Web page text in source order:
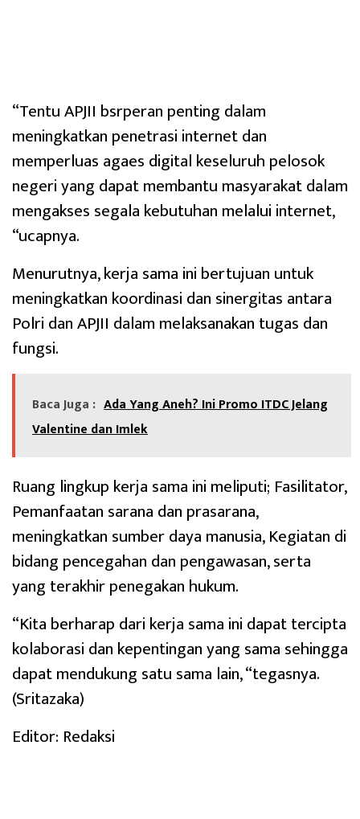
“Tentu APJII bsrperan penting dalam
meningkatkan penetrasi internet dan
memperluas agaes digital keseluruh pelosok
negeri yang dapat membantu masyarakat dalam
mengakses segala kebutuhan melalui internet,
“ucapnya.
Menurutnya, kerja sama ini bertujuan untuk
meningkatkan koordinasi dan sinergitas antara
Polri dan APJII dalam melaksanakan tugas dan
fungsi.
Baca Juga : Ada Yang Aneh? Ini Promo ITDC Jelang
Valentine dan Imlek
Ruang lingkup kerja sama ini meliputi; Fasilitator,
Pemanfaatan sarana dan prasarana,
meningkatkan sumber daya manusia, Kegiatan di
bidang pencegahan dan pengawasan, serta
yang terakhir penegakan hukum.
“Kita berharap dari kerja sama ini dapat tercipta
kolaborasi dan kepentingan yang sama sehingga
dapat mendukung satu sama lain, “tegasnya.
(Sritazaka)
Editor: Redaksi